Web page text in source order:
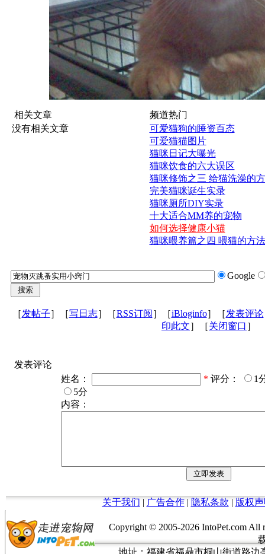
相关文章
没有相关文章
频道热门
可爱猫狗的睡资百态
可爱猫猫图片
猫咪日记大曝光
猫咪饮食的六大误区
猫咪修饰之三 给猫洗澡的
完美猫咪诞生实录
猫咪厕所DIY实录
十大适合MM养的宠物
如何选择健康小猫
猫咪喂养篇之四 喂猫的方法
Google
［发帖子］［写日志］［RSS订阅 ］［iBloginfo］［发表评论
印此文］［关闭窗口 ］
发表评论
姓名：
* 评分：
1
5分
内容：
关于我们 | 广告合作| 隐私条款 | 版权
Copyright © 2005-2026 IntoPet.com
地址：福建省福鼎市桐山街道路边